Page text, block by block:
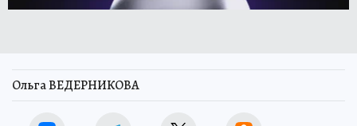
Ольга ВЕДЕРНИКОВА